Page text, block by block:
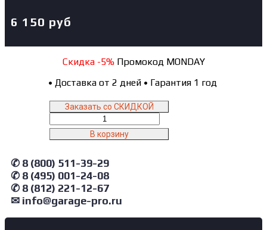
6 150 руб
Скидка -5%Промокод MONDAY
• Доставка от 2 дней • Гарантия 1 год
Заказать со СКИДКОЙ
товара
N3620L/FL/JL#PG
Манометр
радиальный
глицеринонаполненный
для
пресса
N3620(2019),
В корзину
✆ 8 (800) 511-39-29
✆ 8 (495) 001-24-08
✆ 8 (812) 221-12-67
✉ info@garage-pro.ru